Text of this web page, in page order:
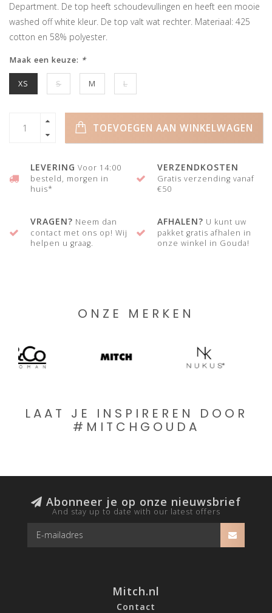
Department. De top heeft schoudevullingen en heeft een mooie
washed off white kleur. De top valt wat rechter. Materiaal: 425
cotton en 58% polyester.
Maak een keuze: *
XS S M L
TOEVOEGEN AAN WINKELWAGEN
LEVERING Voor 14:00
besteld, morgen in
huis*
VERZENDKOSTEN
Gratis verzending vanaf
€50
VRAGEN? Neem dan
contact met ons op! Wij
helpen u graag.
AFHALEN? U kunt uw
pakket gratis afhalen in
onze winkel in Gouda!
ONZE MERKEN
LAAT JE INSPIREREN DOOR
#MITCHGOUDA
Abonneer je op onze nieuwsbrief
And stay up to date with our latest offers
Mitch.nl
Contact